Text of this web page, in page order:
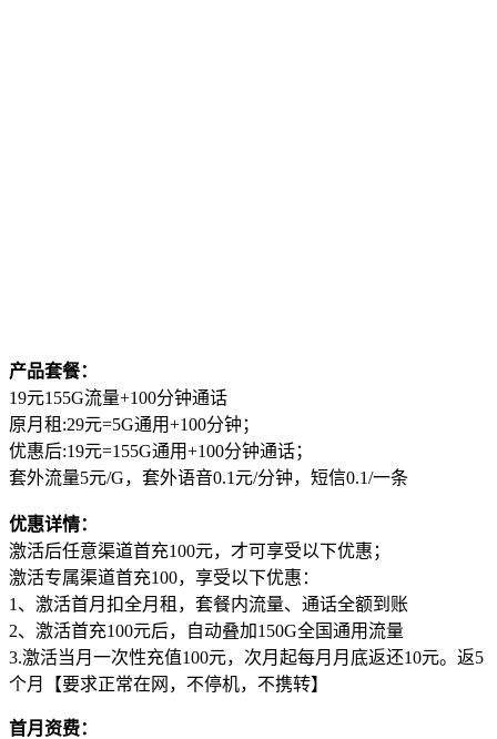
产品套餐：
19元155G流量+100分钟通话
原月租:29元=5G通用+100分钟；
优惠后:19元=155G通用+100分钟通话；
套外流量5元/G，套外语音0.1元/分钟，短信0.1/一条
优惠详情：
激活后任意渠道首充100元，才可享受以下优惠；
激活专属渠道首充100，享受以下优惠：
1、激活首月扣全月租，套餐内流量、通话全额到账
2、激活首充100元后，自动叠加150G全国通用流量
3.激活当月一次性充值100元，次月起每月月底返还10元。返5
个月【要求正常在网，不停机，不携转】
首月资费：